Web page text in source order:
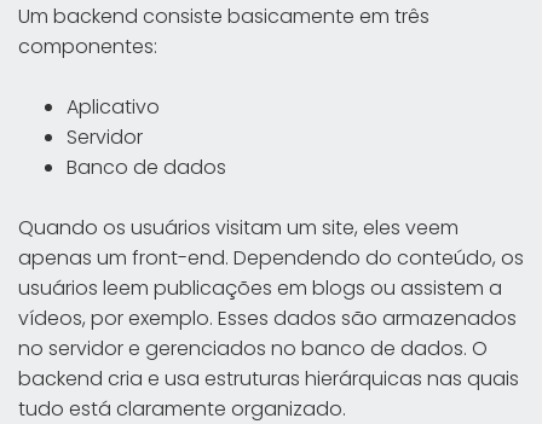
Um backend consiste basicamente em três
componentes:
Aplicativo
Servidor
Banco de dados
Quando os usuários visitam um site, eles veem
apenas um front-end. Dependendo do conteúdo, os
usuários leem publicações em blogs ou assistem a
vídeos, por exemplo. Esses dados são armazenados
no servidor e gerenciados no banco de dados. O
backend cria e usa estruturas hierárquicas nas quais
tudo está claramente organizado.